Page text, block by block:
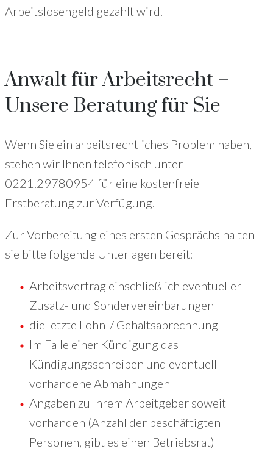
Arbeitslosengeld gezahlt wird.
Anwalt für Arbeitsrecht –
Unsere Beratung für Sie
Wenn Sie ein arbeitsrechtliches Problem haben,
stehen wir Ihnen telefonisch unter
0221.29780954 für eine kostenfreie
Erstberatung zur Verfügung.
Zur Vorbereitung eines ersten Gesprächs halten
sie bitte folgende Unterlagen bereit:
Arbeitsvertrag einschließlich eventueller
Zusatz- und Sondervereinbarungen
die letzte Lohn-/ Gehaltsabrechnung
Im Falle einer Kündigung das
Kündigungsschreiben und eventuell
vorhandene Abmahnungen
Angaben zu Ihrem Arbeitgeber soweit
vorhanden (Anzahl der beschäftigten
Personen, gibt es einen Betriebsrat)